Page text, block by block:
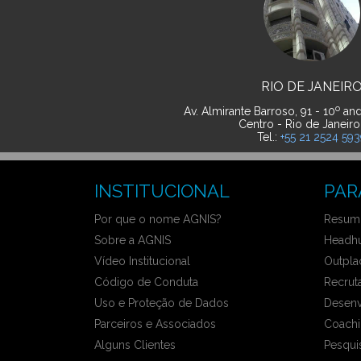
RIO DE JANEIRO
Av. Almirante Barroso, 91 - 10o
Centro - Rio de
Tel.: +55 21 2524
INSTITUCIONAL
Por que o nome AGNIS?
Sobre a AGNIS
Vídeo Institucional
Código de Conduta
Uso e Proteção de Dados
Parceiros e Associados
Alguns Clientes